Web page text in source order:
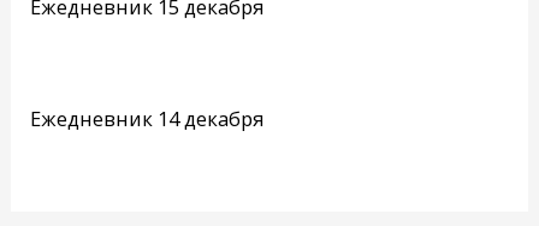
Ежедневник 15 декабря
Ежедневник 14 декабря